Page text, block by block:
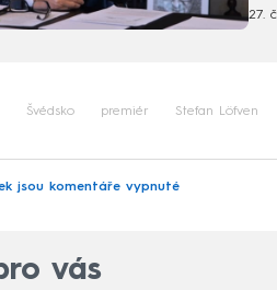
27.
Švédsko premiér Stefan Löfven
jsou komentáře vypnuté
vás